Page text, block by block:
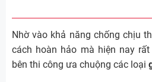
Nhờ vào khả năng chống chịu
cách hoàn hảo mà hiện nay
bên thi công ưa chuộng các loại